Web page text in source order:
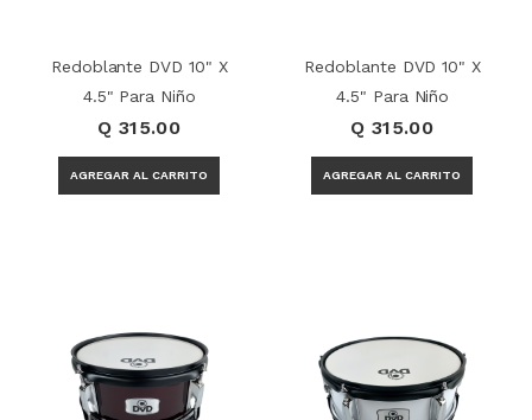
Redoblante DVD 10" X
4.5" Para Niño
Q 315.00
Redoblante DVD 10" X
4.5" Para Niño
Q 315.00